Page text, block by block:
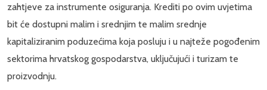
zahtjeve za instrumente osiguranja. Krediti po ovim uvjetima
bit će dostupni malim i srednjim te malim srednje
kapitaliziranim poduzećima koja posluju i u najteže pogođenim
sektorima hrvatskog gospodarstva, uključujući i turizam te
proizvodnju.